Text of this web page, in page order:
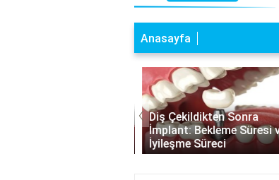
Anasayfa
Diş Çekildikten Sonra
İmplant: Bekleme Süresi ve
İyileşme Süreci
‹